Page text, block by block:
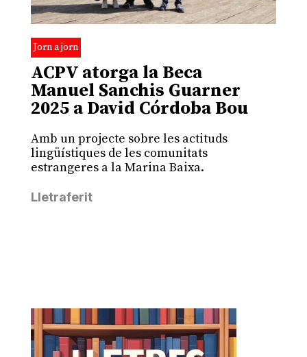
Jorn a jorn
ACPV atorga la Beca
Manuel Sanchis Guarner
2025 a David Córdoba Bou
Amb un projecte sobre les actituds
lingüístiques de les comunitats
estrangeres a la Marina Baixa.
Lletraferit